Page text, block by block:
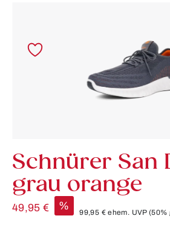
Schnürer San
grau orange
49,95 € %
99,95 €ehem. UVP(50%